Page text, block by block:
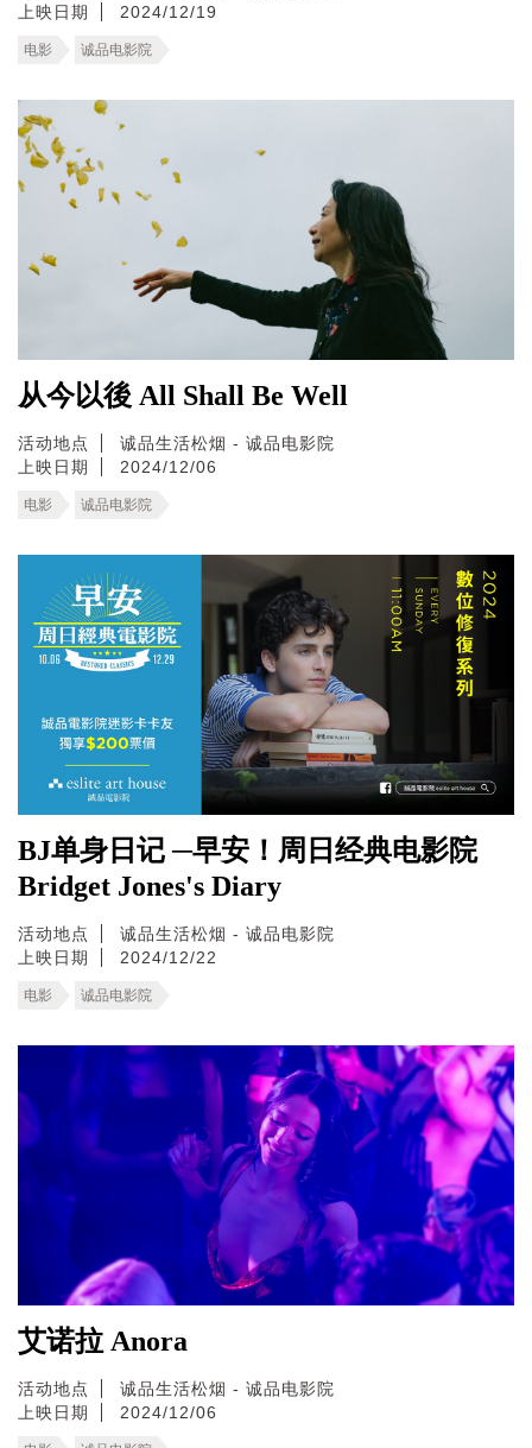
上映日期
2024/12/19
电影 诚品电影院
从今以後 All Shall Be Well
活动地点
诚品生活松烟 - 诚品电影院
上映日期
2024/12/06
电影 诚品电影院
BJ单身日记 ─早安！周日经典电影院
Bridget Jones's Diary
活动地点
诚品生活松烟 - 诚品电影院
上映日期
2024/12/22
电影 诚品电影院
艾诺拉 Anora
活动地点
诚品生活松烟 - 诚品电影院
上映日期
2024/12/06